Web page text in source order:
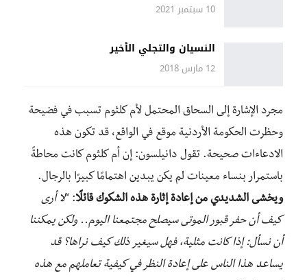
10 سبتمبر 2021
النسيان والتجلي الأخير
12 مارس 2018
مجرد الإشارة إلى السحاق المحتمل لأم كلثوم تسبب في فضيحة
وحظرت الحكومة الأردنية موقع في الواقع، قد تكون هذه
الادعاءات صحيحة. تقول دانيلسون: إن أم كلثوم كانت محاطةً
باستمرار بنساء معينات لم يكن يبدين اهتمامًا كبيرًا بالرجال.
ويخشى الشديدي من إعادة إثارة هذه الشكوك قائلًا: “لا أرى
كيف أن حفر قبور الموتى سيصلح مجتمعنا اليوم.. ولكن يمكننا
أن نسأل: إذا كانت مثلية، فهل سيغير ذلك كيف نراها؟ قد
يساعد هذا الناس على إعادة النظر في كيفية تعاملهم مع هذه